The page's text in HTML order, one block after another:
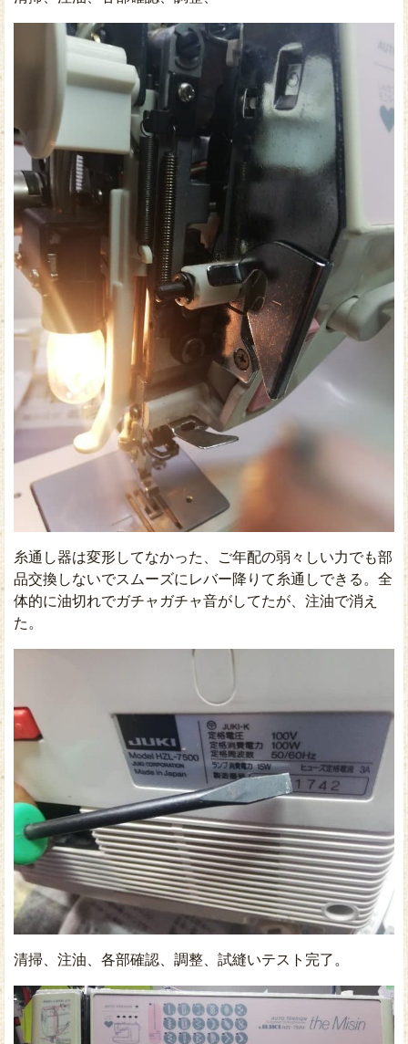
糸通し器は変形してなかった、ご年配の弱々しい力でも部
品交換しないでスムーズにレバー降りて糸通しできる。全
体的に油切れでガチャガチャ音がしてたが、注油で消え
た。
清掃、注油、各部確認、調整、試縫いテスト完了。